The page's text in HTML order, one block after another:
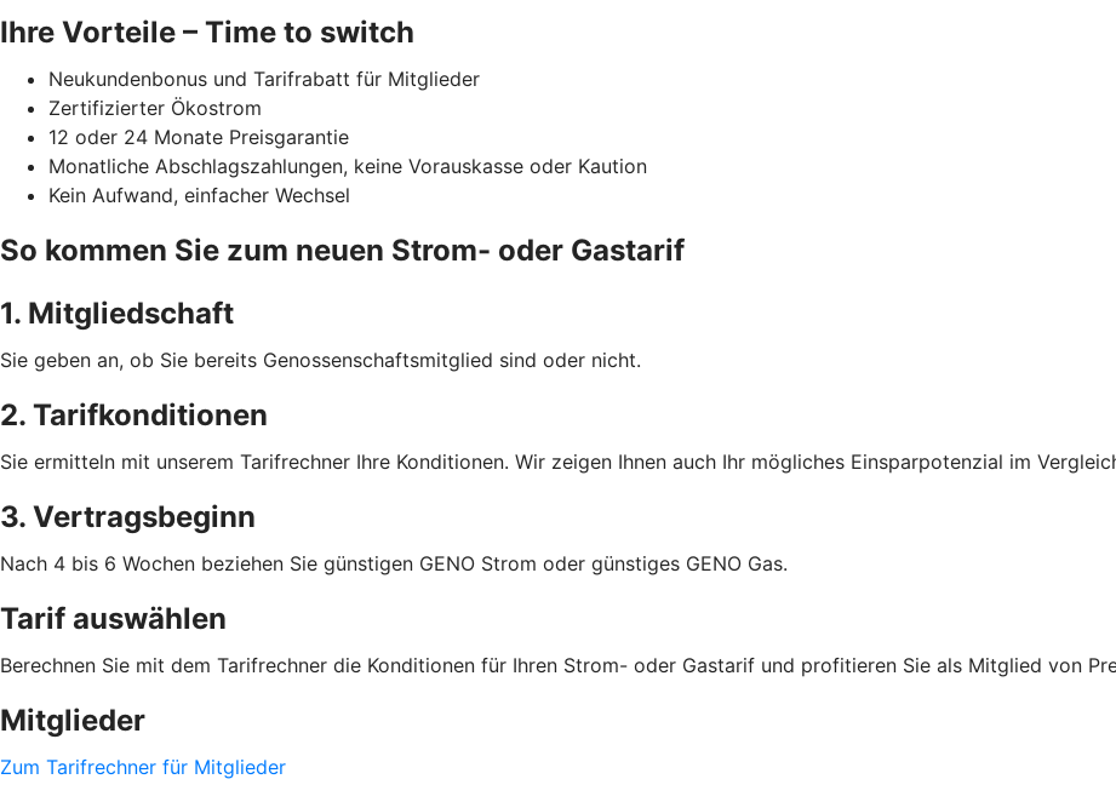
Ihre Vorteile – Time to switch
Neukundenbonus und Tarifrabatt für Mitglieder
Zertifizierter Ökostrom
12 oder 24 Monate Preisgarantie
Monatliche Abschlagszahlungen, keine Vorauskasse oder Kaution
Kein Aufwand, einfacher Wechsel
So kommen Sie zum neuen Strom- oder Gastarif
1. Mitgliedschaft
Sie geben an, ob Sie bereits Genossenschaftsmitglied sind oder nicht.
2. Tarifkonditionen
Sie ermitteln mit unserem Tarifrechner Ihre Konditionen. Wir zeigen Ihnen auch Ihr mögliches Einsparpotenzial im
3. Vertragsbeginn
Nach 4 bis 6 Wochen beziehen Sie günstigen GENO Strom oder günstiges GENO Gas.
Tarif auswählen
Berechnen Sie mit dem Tarifrechner die Konditionen für Ihren Strom- oder Gastarif und profitieren Sie als Mitglied von
Mitglieder
Zum Tarifrechner für Mitglieder